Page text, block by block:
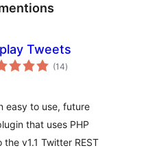
Tweets
(14total
de
)
easy to use, future
that uses PHP
v1.1 Twitter REST